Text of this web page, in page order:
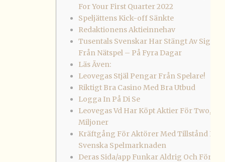
For Your First Quarter 2022
Speljättens Kick-off Sänkte
Redaktionens Aktieinnehav
Tusentals Svenskar Har Stängt Av Sig
Från Nätspel – På Fyra Dagar
Läs Även:
Leovegas Stjäl Pengar Från Spelare!
Riktigt Bra Casino Med Bra Utbud
Logga In På Di Se
Leovegas Vd Har Köpt Aktier För Two, 9
Miljoner
Kräftgång För Aktörer Med Tillstånd På
Svenska Spelmarknaden
Deras Sida/app Funkar Aldrig Och